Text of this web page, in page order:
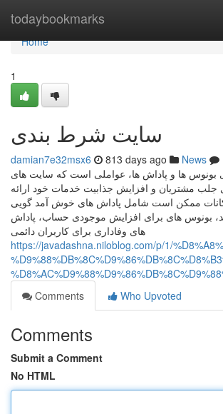
todaybookmarks
Home
Home
1
سایت شرط بندی
damian7e32msx6 813 days ago News
ها و پاداش‌ ها، عواملی است که سایت‌ های
مشتریان و افزایش جذابیت خدمات خود ارائه
ممکن است شامل پاداش‌ های خوش‌ آمد گویی
بونوس‌ های برای افزایش موجودی حساب، پاداش‌
های وفاداری برای کاربران دائمی
https://javadashna.niloblog.com/p/1/
Comments
Who Upvoted
Comments
Submit a Comment
No HTML